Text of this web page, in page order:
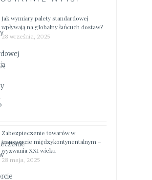
Jak wymiary palety standardowej
wpływają na globalny łańcuch dostaw?
28 września, 2025
Zabezpieczenie towarów w
transporcie międzykontynentalnym –
wyzwania XXI wieku
28 maja, 2025